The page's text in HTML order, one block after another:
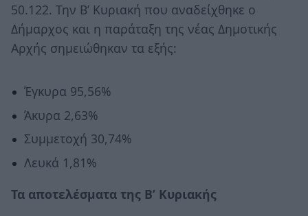
50.122. Την Β’ Κυριακή που αναδείχθηκε ο
Δήμαρχος και η παράταξη της νέας Δημοτικής
Αρχής σημειώθηκαν τα εξής:
Έγκυρα 95,56%
Άκυρα 2,63%
Συμμετοχή 30,74%
Λευκά 1,81%
Τα αποτελέσματα της Β’ Κυριακής